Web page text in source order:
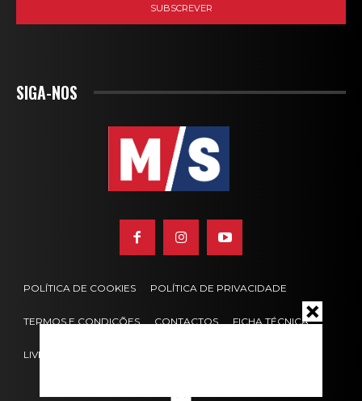
SIGA-NOS
POLÍTICA DE COOKIES POLÍTICA DE PRIVACIDADE
TERMOS E CONDIÇÕES CONTACTOS FICHA TÉCNICA
LIVRO DE RECLAMAÇÕES